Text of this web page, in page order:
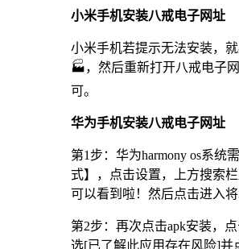
小米手机安装八戒电子网址
小米手机若提示无法安装，
🏭，然后重新打开八戒电子
可。
华为手机安装八戒电子网址
第1步：华为harmony os系统
式】，点击设置，上方搜索
可以看到啦！然后点击进入将
第2步：再次点击apk安装，
选[已了解此应用存在风险]并